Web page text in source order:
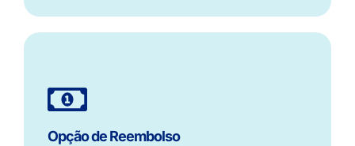
Opção de Reembolso